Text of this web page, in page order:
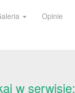
Opinie
w serwisie: